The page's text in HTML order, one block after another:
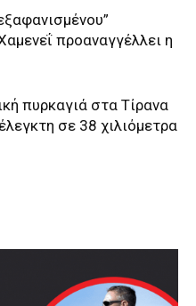
προαναγγέλλει η
πυρκαγιά στα Τίρανα
σε 38 χιλιόμετρα